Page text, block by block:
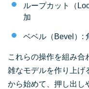
ループカット（
加
ベベル（Bevel）:
これらの操作を組み合
雑なモデルを作り上げ
から始めて、押し出し